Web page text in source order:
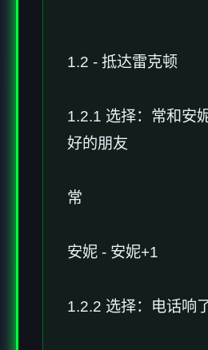
1.2 - 抵达雷克顿
1.2.1 选择：常和安
好的朋友
常
安妮 - 安妮+1
1.2.2 选择：电话响